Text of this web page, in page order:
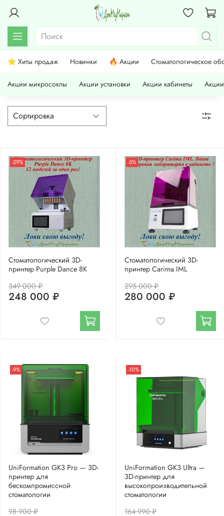
⭐ Хиты продаж Новинки 🔥 Акции Стоматологическое
Акции микросокпы Акции установки Акции кабинеты
-29%
Стоматологический 3D-
принтер Purple Dance 8K
349 000 ₽
248 000 ₽
-5%
Стоматологический 3D-
принтер Carima IML
295 000 ₽
280 000 ₽
-9%
UniFormation GK3 Pro — 3D-
принтер для
бескомпромиссной
стоматологии
98 900 ₽
-10%
UniFormation GK3 Ultra —
3D-принтер для
высокопроизводительной
стоматологии
164 990 ₽